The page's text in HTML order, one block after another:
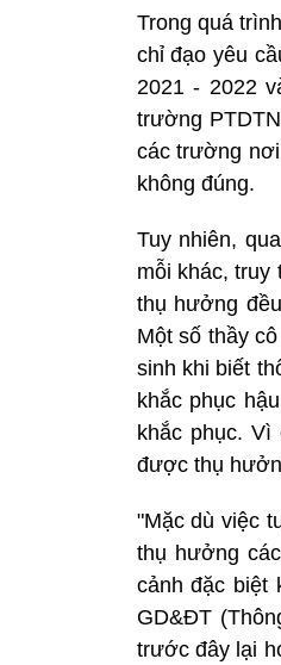
Trong quá
chỉ đạo yêu
2021 - 2022
trường
các trường
không đúng.
Tuy nhiên,
mỗi khác, truy
thụ hưởng
Một số thầy
sinh khi biết
khắc phục
khắc phục.
được thụ
"Mặc dù việc
thụ hưởng
cảnh đặc biệt
GD&ĐT
trước đây lại